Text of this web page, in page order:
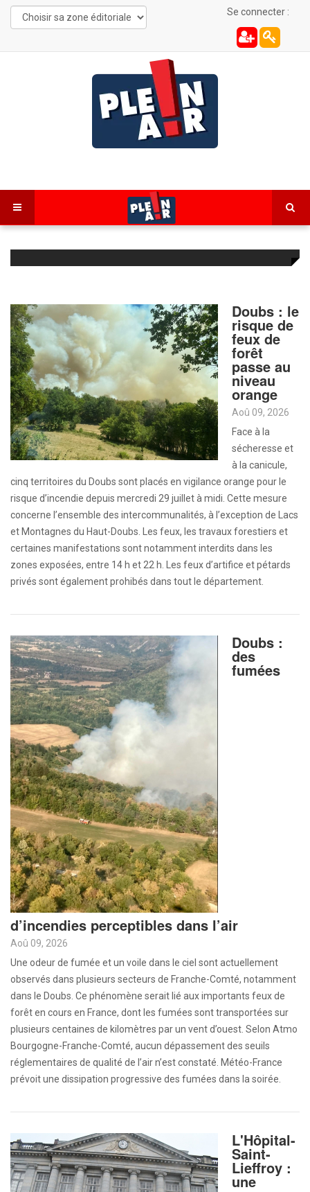
Se connecter :
Doubs : le
risque de
feux de
forêt
passe au
niveau
orange
Aoû 09, 2026
Face à la
sécheresse et
à la canicule,
cinq territoires du Doubs sont placés en vigilance orange pour le
risque d’incendie depuis mercredi 29 juillet à midi. Cette mesure
concerne l’ensemble des intercommunalités, à l’exception de Lacs
et Montagnes du Haut-Doubs. Les feux, les travaux forestiers et
certaines manifestations sont notamment interdits dans les
zones exposées, entre 14 h et 22 h. Les feux d’artifice et pétards
privés sont également prohibés dans tout le département.
Doubs :
des
fumées
d’incendies perceptibles dans l’air
Aoû 09, 2026
Une odeur de fumée et un voile dans le ciel sont actuellement
observés dans plusieurs secteurs de Franche-Comté, notamment
dans le Doubs. Ce phénomène serait lié aux importants feux de
forêt en cours en France, dont les fumées sont transportées sur
plusieurs centaines de kilomètres par un vent d’ouest. Selon Atmo
Bourgogne-Franche-Comté, aucun dépassement des seuils
réglementaires de qualité de l’air n’est constaté. Météo-France
prévoit une dissipation progressive des fumées dans la soirée.
L'Hôpital-
Saint-
Lieffroy :
une